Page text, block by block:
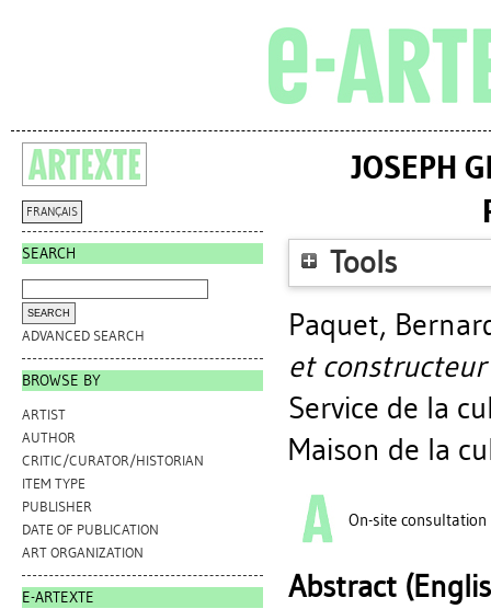
FRANÇAIS
SEARCH
ADVANCED SEARCH
BROWSE BY
ARTIST
AUTHOR
CRITIC/CURATOR/HISTORIAN
ITEM TYPE
PUBLISHER
DATE OF PUBLICATION
ART ORGANIZATION
E-ARTEXTE
JOSEPH
Tools
Paquet,
et
Service de la
Maison de la
On-site consultation
Abstract